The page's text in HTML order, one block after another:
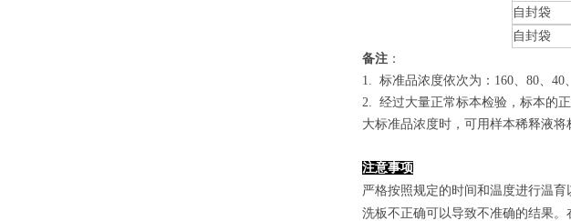
自封袋
自封袋
备注 ：
1. 标准品浓度依次为：160、80、40
2. 经过大量正常标本检验，标本的
大标准品浓度时，可用样本稀释液将
注意事项
严格按照规定的时间和温度进行温
洗板不正确可以导致不准确的结果。